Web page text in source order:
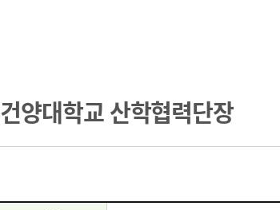
건양대학교 산학협력단장